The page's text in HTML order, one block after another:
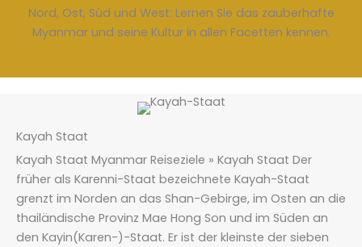
Nord, Ost, Süd und West: Lernen Sie das zauberhafte
Myanmar und seine Kultur in allen Facetten kennen.
Kayah Staat
Kayah Staat Myanmar Reiseziele » Kayah Staat Der
früher als Karenni-Staat bezeichnete Kayah-Staat
grenzt im Norden an das Shan-Gebirge, im Osten an die
thailändische Provinz Mae Hong Son und im Süden an
den Kayin(Karen-)-Staat. Er ist der kleinste der sieben